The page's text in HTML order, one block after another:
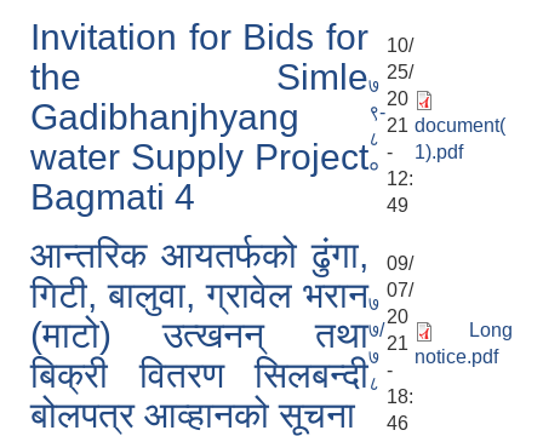
Invitation for Bids for
the Simle
Gadibhanjhyang
water Supply Project
Bagmati 4
७
९-
८
०
10/
25/
20
21
-
12:
49
document(
1).pdf
आन्तरिक आयतर्फको ढुंगा,
गिटी, बालुवा, ग्रावेल भरान
(माटो) उत्खनन् तथा
बिक्री वितरण सिलबन्दी
बोलपत्र आव्हानको सूचना
७
७/
७
८
09/
07/
20
21
-
18:
46
Long
notice.pdf